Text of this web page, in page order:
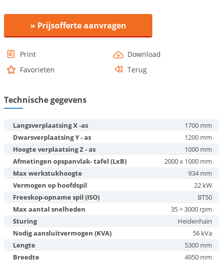
» Prijsofferte aanvragen
Print
Download
Favorieten
Terug
Technische gegevens
Langsverplaatsing X -as
1700 mm
Dwarsverplaatsing Y - as
1200 mm
Hoogte verplaatsing Z - as
1000 mm
Afmetingen opspanvlak- tafel (LxB)
2000 x 1000 mm
Max werkstukhoogte
934 mm
Vermogen op hoofdspil
22 kW
Freeskop-opname spil (ISO)
BT50
Max aantal snelheden
35 > 3000 rpm
Sturing
Heidenhain
Nodig aansluitvermogen (KVA)
56 kVa
Lengte
5300 mm
Breedte
4950 mm